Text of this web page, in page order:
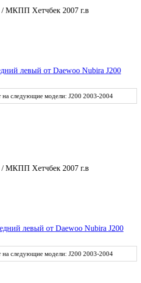
/ МКПП Хетчбек 2007 г.в
левый от Daewoo Nubira J200
на следующие модели: J200 2003-2004
/ МКПП Хетчбек 2007 г.в
левый от Daewoo Nubira J200
на следующие модели: J200 2003-2004